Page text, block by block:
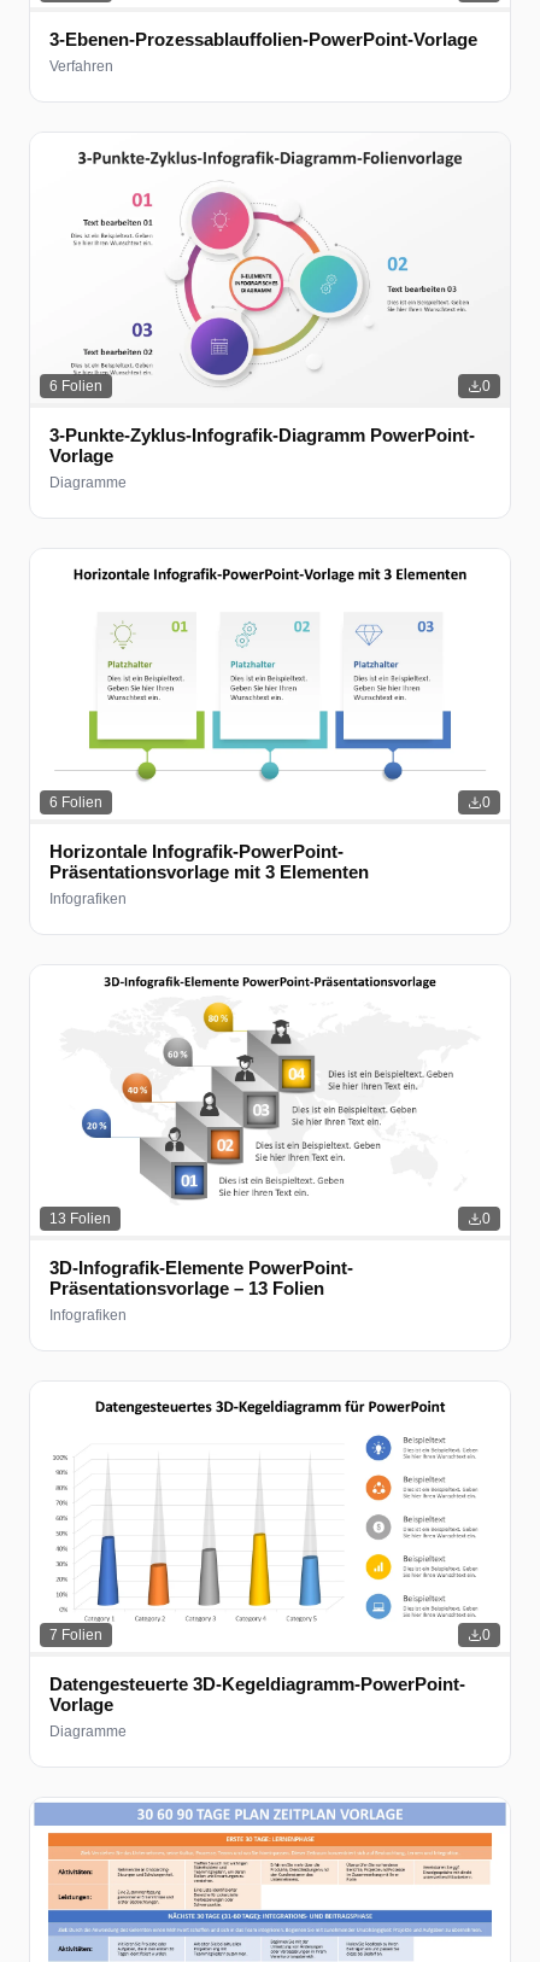
3-Ebenen-Prozessablauffolien-PowerPoint-Vorlage
Verfahren
6 Folien 0
3-Punkte-Zyklus-Infografik-Diagramm PowerPoint-
Vorlage
Diagramme
6 Folien 0
Horizontale Infografik-PowerPoint-
Präsentationsvorlage mit 3 Elementen
Infografiken
13 Folien 0
3D-Infografik-Elemente PowerPoint-
Präsentationsvorlage – 13 Folien
Infografiken
7 Folien 0
Datengesteuerte 3D-Kegeldiagramm-PowerPoint-
Vorlage
Diagramme